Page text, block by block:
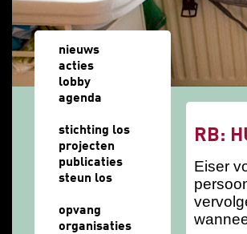
nieuws
acties
lobby
agenda
stichting los
projecten
publicaties
steun los
opvang
organisaties
RB:
Eiser